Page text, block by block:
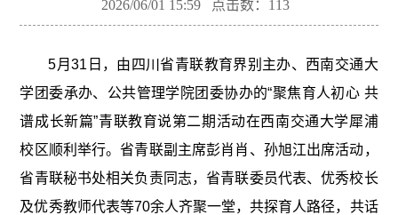
2026/06/01 15:59 点击数： 113
5月31日，由四川省青联教育界别主办、西南交通大
学团委承办、公共管理学院团委协办的“聚焦育人初心 共
谱成长新篇”青联教育说第二期活动在西南交通大学犀浦
校区顺利举行。省青联副主席彭肖肖、孙旭江出席活动，
省青联秘书处相关负责同志，省青联委员代表、优秀校长
及优秀教师代表等70余人齐聚一堂，共探育人路径，共话